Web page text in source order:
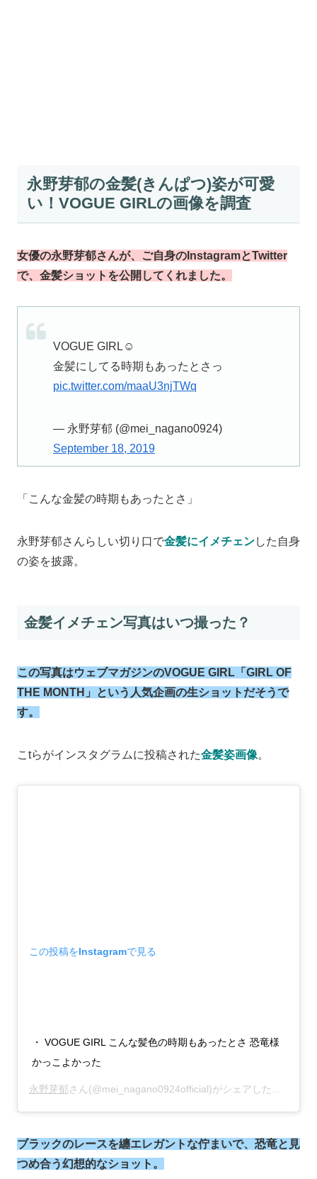
永野芽郁の金髪(きんぱつ)姿が可愛
い！VOGUE GIRLの画像を調査
女優の永野芽郁さんが、ご自身のInstagramとTwitter
で、金髪ショットを公開してくれました。
VOGUE GIRL☺︎
金髪にしてる時期もあったとさっ
pic.twitter.com/maaU3njTWq
— 永野芽郁 (@mei_nagano0924)
September 18, 2019
「こんな金髪の時期もあったとさ」
永野芽郁さんらしい切り口で金髪にイメチェンした自身
の姿を披露。
金髪イメチェン写真はいつ撮った？
この写真はウェブマガジンのVOGUE GIRL「GIRL OF
THE MONTH」という人気企画の生ショットだそうで
す。
こtらがインスタグラムに投稿された金髪姿画像。
この投稿をInstagramで見る
・ VOGUE GIRL こんな髪色の時期もあったとさ 恐竜様
かっこよかった
永野芽郁さん(@mei_nagano0924official)がシェアした投稿 –
ブラックのレースを纏エレガントな佇まいで、恐竜と見
つめ合う幻想的なショット。